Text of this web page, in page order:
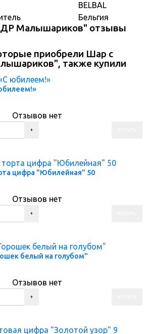
BELBAL
Бельгия
Малышариков" отзывы
приобрели Шар с
также купили
Отзывов нет
цифра "Юбилейная" 50
Отзывов нет
белый на голубом"
Отзывов нет